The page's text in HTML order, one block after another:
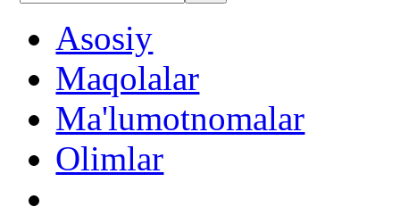
Asosiy
Maqolalar
Ma'lumotnomalar
Olimlar